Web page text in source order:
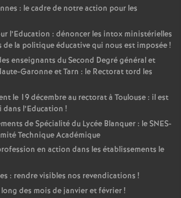
: le cadre de notre action pour les
l’Education : dénoncer les intox ministérielles
de la politique éducative qui nous est imposée!
enseignants du Second Degré général et
Garonne et Tarn : le Rectorat tord les
le 19 décembre au rectorat à Toulouse : il est
l’Education !
de Spécialité du Lycée Blanquer : le SNES-
Technique Académique
en action dans les établissements le
: rendre visibles nos revendications !
des mois de janvier et février!